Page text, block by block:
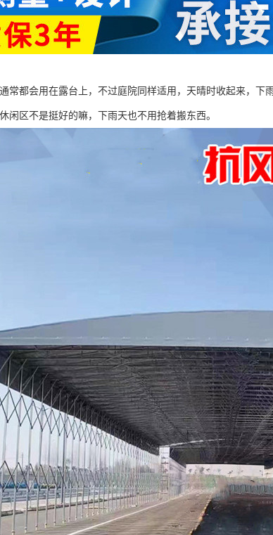
常都会用在露台上，不过庭院同样适用，天晴时收起来，
闲区不是挺好的嘛，下雨天也不用抢着搬东西。